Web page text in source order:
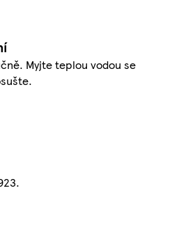
Myjte teplou vodou se